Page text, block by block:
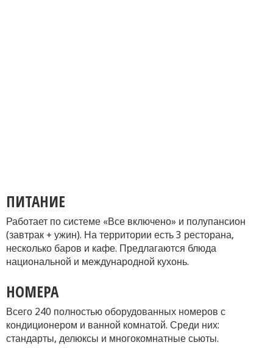
ПИТАНИЕ
Работает по системе «Все включено» и полупансион
(завтрак + ужин). На территории есть 3 ресторана,
несколько баров и кафе. Предлагаются блюда
национальной и международной кухонь.
НОМЕРА
Всего 240 полностью оборудованных номеров с
кондиционером и ванной комнатой. Среди них:
стандарты, делюксы и многокомнатные сьюты.